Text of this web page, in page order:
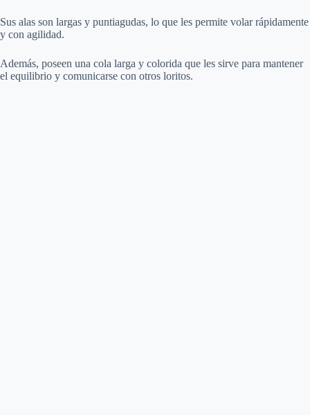
Sus alas son largas y puntiagudas, lo que les permite volar rápidamente
y con agilidad.
Además, poseen una cola larga y colorida que les sirve para mantener
el equilibrio y comunicarse con otros loritos.